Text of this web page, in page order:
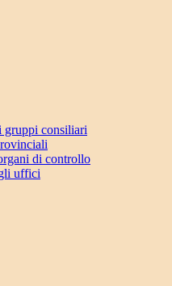
gruppi consiliari
di controllo
uffici